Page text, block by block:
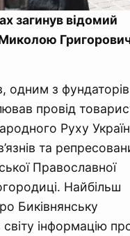
загинув відомий
одним з фундаторів
провід
Руху
та
Православної
Найбільш
Биківнянську
інформацію